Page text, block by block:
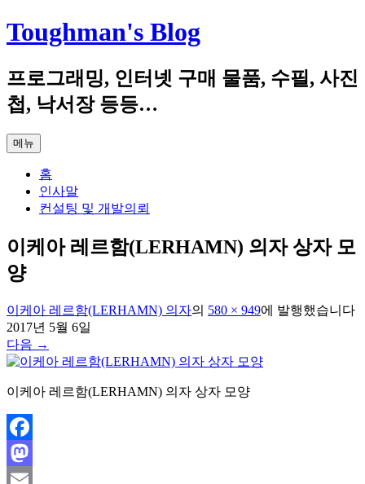
컨
텐
로
건
너
기
Toughman's Blog
프로그래밍, 인터넷 구매 물품, 수필, 사진
첩, 낙서장 등등…
메뉴
홈
인사말
컨설팅 및 개발의뢰
이케아 레르함(LERHAMN) 의자 상자 모
양
이케아 레르함(LERHAMN) 의자의 580 × 949에 발행했습니다
2017년 5월 6일
다음 →
이케아 레르함(LERHAMN) 의자 상자 모양
Facebook
Mastodon